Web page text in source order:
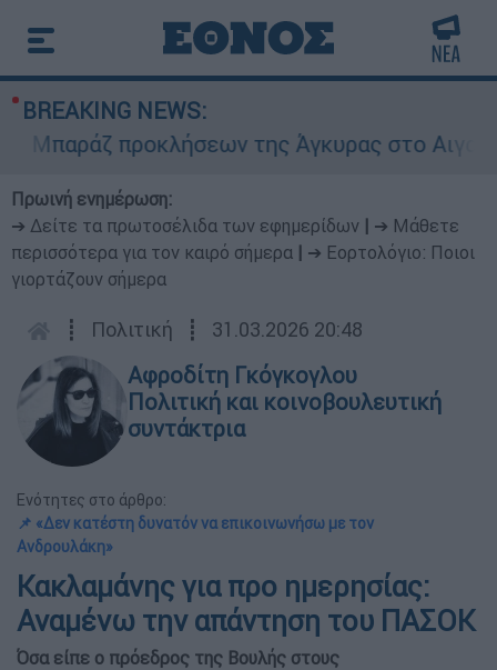
BREAKING NEWS:
προκλήσεων της Άγκυρας στο Αιγαίο:
Πρωινή ενημέρωση:
➔ Δείτε τα πρωτοσέλιδα των εφημερίδων
➔ Μάθετε
περισσότερα για τον καιρό σήμερα
➔ Εορτολόγιο: Ποιοι
γιορτάζουν σήμερα
┋ Πολιτική ┋ 31.03.2026 20:48
Αφροδίτη Γκόγκογλου
Πολιτική και κοινοβουλευτική
συντάκτρια
Ενότητες στο άρθρο:
📌 «Δεν κατέστη δυνατόν να επικοινωνήσω με τον
Ανδρουλάκη»
Κακλαμάνης για προ ημερησίας:
Αναμένω την απάντηση του ΠΑΣΟΚ
Όσα είπε ο πρόεδρος της Βουλής στους